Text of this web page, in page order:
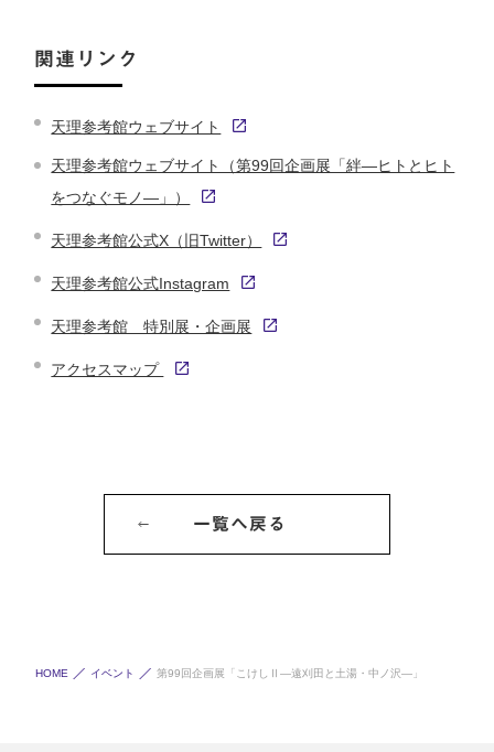
関連リンク
天理参考館ウェブサイト
天理参考館ウェブサイト（第99回企画展「絆―ヒトとヒト
をつなぐモノ―」）
天理参考館公式X（旧Twitter）
天理参考館公式Instagram
天理参考館 特別展・企画展
アクセスマップ
一覧へ戻る
HOME イベント 第99回企画展「こけしⅡ―遠刈田と土湯・中ノ沢―」